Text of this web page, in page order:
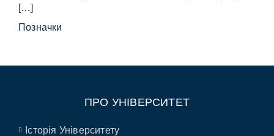
[…]
Позначки
ПРО УНІВЕРСИТЕТ
Історія Університету